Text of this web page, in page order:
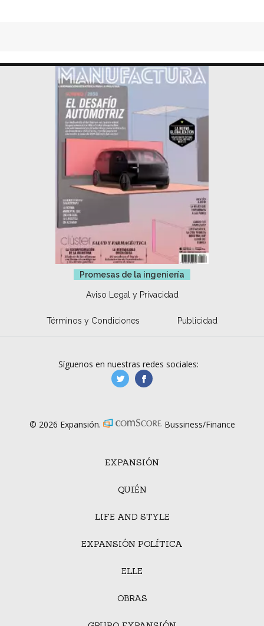
Promesas de la ingeniería
Aviso Legal y Privacidad
Términos y Condiciones Publicidad
EXPANSIÓN
QUIÉN
LIFE AND STYLE
EXPANSIÓN POLÍTICA
ELLE
OBRAS
Síguenos en nuestras redes sociales:
manufacturaGE
© 2026 Expansión. Bussiness/Finance